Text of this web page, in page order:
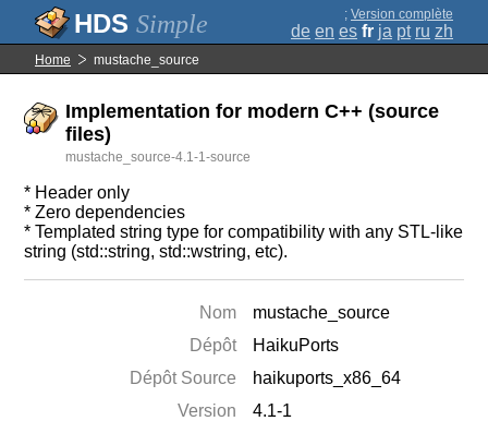
Simple ; Version complète
de en es fr ja pt ru zh
Home mustache_source
Implementation for modern C++ (source
files)
mustache_source-4.1-1-source
* Header only
* Zero dependencies
* Templated string type for compatibility with any STL-like
string (std::string, std::wstring, etc).
Nom
mustache_source
Dépôt
HaikuPorts
Dépôt Source
haikuports_x86_64
Version
4.1-1